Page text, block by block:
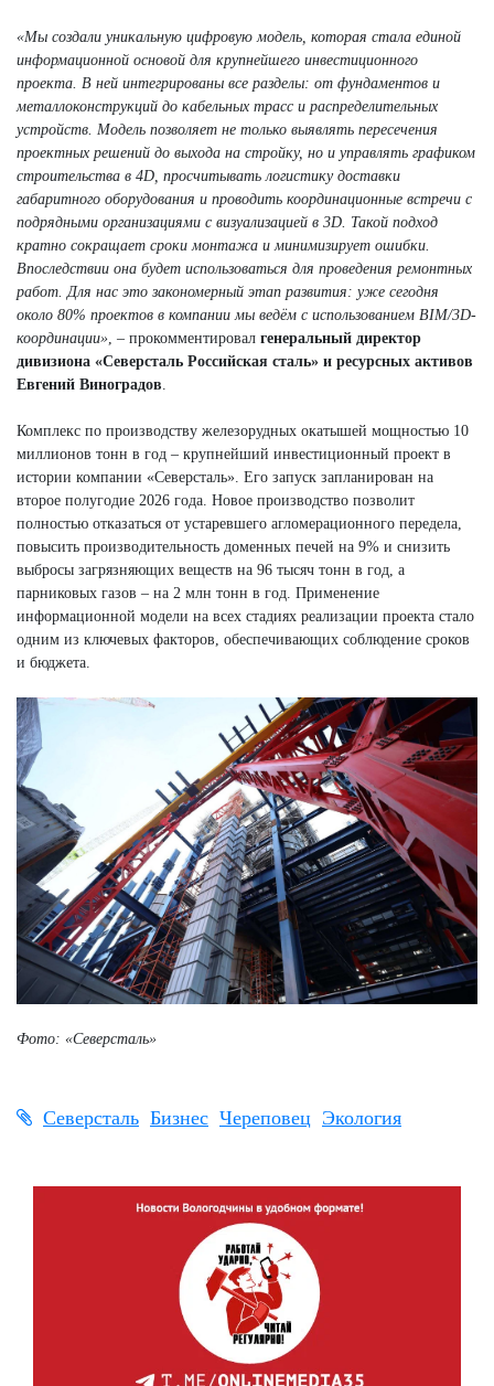
«Мы создали уникальную цифровую модель, которая стала единой
информационной основой для крупнейшего инвестиционного
проекта. В ней интегрированы все разделы: от фундаментов и
металлоконструкций до кабельных трасс и распределительных
устройств. Модель позволяет не только выявлять пересечения
проектных решений до выхода на стройку, но и управлять графиком
строительства в 4D, просчитывать логистику доставки
габаритного оборудования и проводить координационные встречи с
подрядными организациями с визуализацией в 3D. Такой подход
кратно сокращает сроки монтажа и минимизирует ошибки.
Впоследствии она будет использоваться для проведения ремонтных
работ. Для нас это закономерный этап развития: уже сегодня
около 80% проектов в компании мы ведём с использованием BIM/3D-
координации» , – прокомментировал генеральный директор
дивизиона «Северсталь Российская сталь» и ресурсных активов
Евгений Виноградов
Комплекс по производству железорудных окатышей мощностью 10
миллионов тонн в год – крупнейший инвестиционный проект в
истории компании «Северсталь». Его запуск запланирован на
второе полугодие 2026 года. Новое производство позволит
полностью отказаться от устаревшего агломерационного передела,
повысить производительность доменных печей на 9% и снизить
выбросы загрязняющих веществ на 96 тысяч тонн в год, а
парниковых газов – на 2 млн тонн в год. Применение
информационной модели на всех стадиях реализации проекта стало
одним из ключевых факторов, обеспечивающих соблюдение сроков
и бюджета.
Фото: «Северсталь»
Северсталь Бизнес Череповец Экология